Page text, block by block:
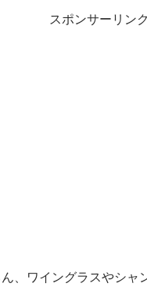
スポンサーリンク
、ワイングラスやシャ